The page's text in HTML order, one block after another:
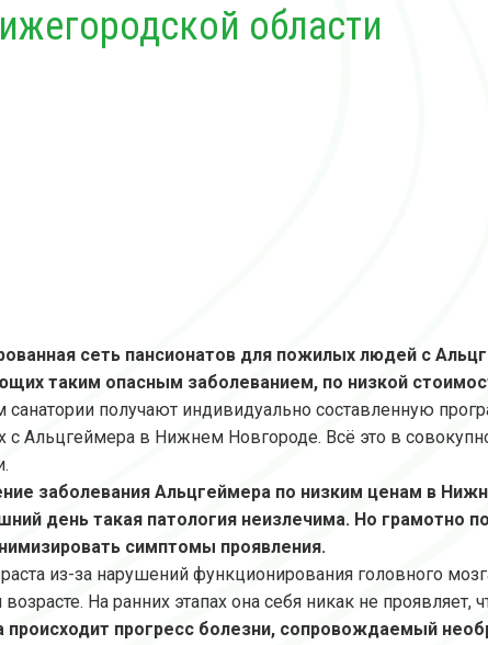
области
сеть пансионатов для пожилых людей с
таким опасным заболеванием, по низкой
получают индивидуально составленную
с Альцгеймера в Нижнем Новгороде. Всё это в
заболевания Альцгеймера по низким ценам в
день такая патология неизлечима. Но грамотно
симптомы проявления.
из-за нарушений функционирования головного
На ранних этапах она себя никак не проявляет,
происходит прогресс болезни, сопровождаемый